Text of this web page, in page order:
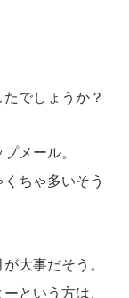
でしょうか？
メール。
ちゃ多いそう
大事だそう。
という方は、